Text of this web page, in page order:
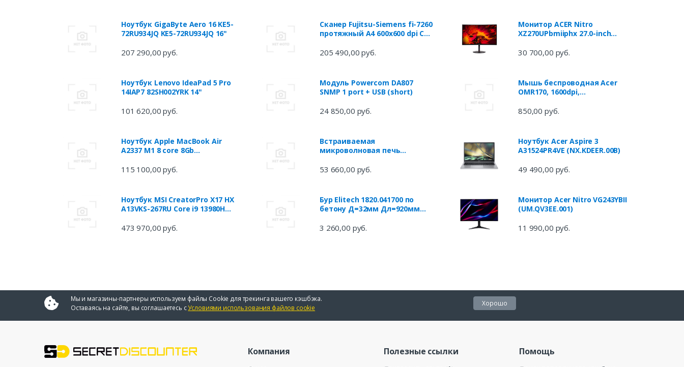
Ноутбук GigaByte Aero 16 KE5-
72RU934JQ KE5-72RU934JQ 16"
207 290,00 руб.
Ноутбук Lenovo IdeaPad 5 Pro
14IAP7 82SH002YRK 14"
101 620,00 руб.
Ноутбук Apple MacBook Air
A2337 M1 8 core 8Gb
(2560x1600) Mac OS grey space
115 100,00 руб.
Ноутбук MSI CreatorPro X17 HX
A13VKS-267RU Core i9 13980HX
RTX 3500 ADA 12Gb 17.3" IPS
473 970,00 руб.
Сканер Fujitsu-Siemens fi-7260
протяжный A4 600x600 dpi CCD
PA03670-B551
205 490,00 руб.
Модуль Powercom DA807
SNMP 1 port + USB (short)
24 850,00 руб.
Встраиваемая
микроволновая печь
чёрный нержавеющая сталь
53 660,00 руб.
Бур Elitech 1820.041700 по
бетону Д=32мм Дл=920мм
3 260,00 руб.
Монитор ACER Nitro
XZ270UPbmiiphx 27.0-inch
30 700,00 руб.
Мышь беспроводная Acer
OMR170, 1600dpi,
ZL.MCEEE.00N
850,00 руб.
Ноутбук Acer Aspire 3
A31524PR4VE (NX.KDEER.00B)
49 490,00 руб.
Монитор Acer Nitro VG243YBII
(UM.QV3EE.001)
11 990,00 руб.
Мы и магазины-партнеры используем файлы Cookie для трекинга вашего кэшбэка.
Оставаясь на сайте, вы соглашаетесь сУсловиями использования файлов cookie
Хорошо
Компания Полезные ссылки Помощь